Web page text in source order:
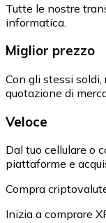
Tutte le nostre
informatica.
Miglior prezzo
Con gli stessi
quotazione di
Veloce
Dal tuo cellulare o
piattaforme e
Compra
Inizia a comprare